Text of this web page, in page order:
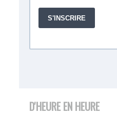
D'HEURE EN HEURE